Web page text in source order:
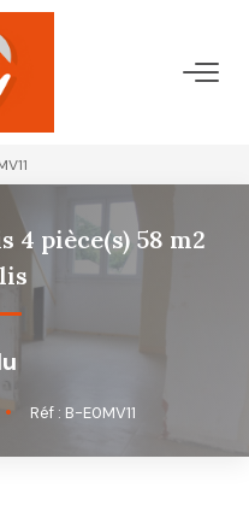
pièce(s) 58 m2
• Réf : B-E0MV11